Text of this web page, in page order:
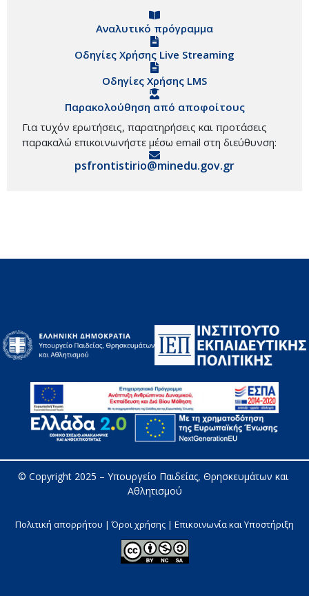
Αναλυτικό πρόγραμμα
Οδηγίες Χρήσης Live Streaming
Οδηγίες Χρήσης LMS
Παρακολούθηση από αποφοίτους
Για τυχόν ερωτήσεις, παρατηρήσεις και προτάσεις
παρακαλώ επικοινωνήστε μέσω email στη διεύθυνση:
psfrontistirio@minedu.gov.gr
© Copyright 2025 – Υπουργείο Παιδείας, Θρησκευμάτων και
Αθλητισμού
Πολιτική απορρήτου | Όροι χρήσης | Επικοινωνία και Υποστήριξη